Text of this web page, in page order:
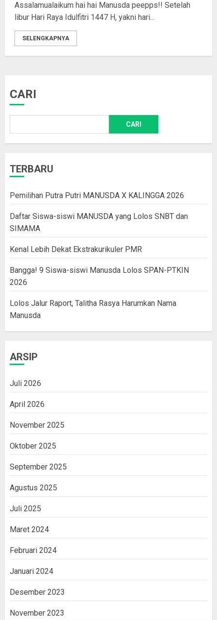
Assalamualaikum hai hai Manusda peepps!! Setelah
libur Hari Raya Idulfitri 1447 H, yakni hari...
SELENGKAPNYA
CARI
CARI
TERBARU
Pemilihan Putra Putri MANUSDA X KALINGGA 2026
Daftar Siswa-siswi MANUSDA yang Lolos SNBT dan
SIMAMA
Kenal Lebih Dekat Ekstrakurikuler PMR
Bangga! 9 Siswa-siswi Manusda Lolos SPAN-PTKIN
2026
Lolos Jalur Raport, Talitha Rasya Harumkan Nama
Manusda
ARSIP
Juli 2026
April 2026
November 2025
Oktober 2025
September 2025
Agustus 2025
Juli 2025
Maret 2024
Februari 2024
Januari 2024
Desember 2023
November 2023